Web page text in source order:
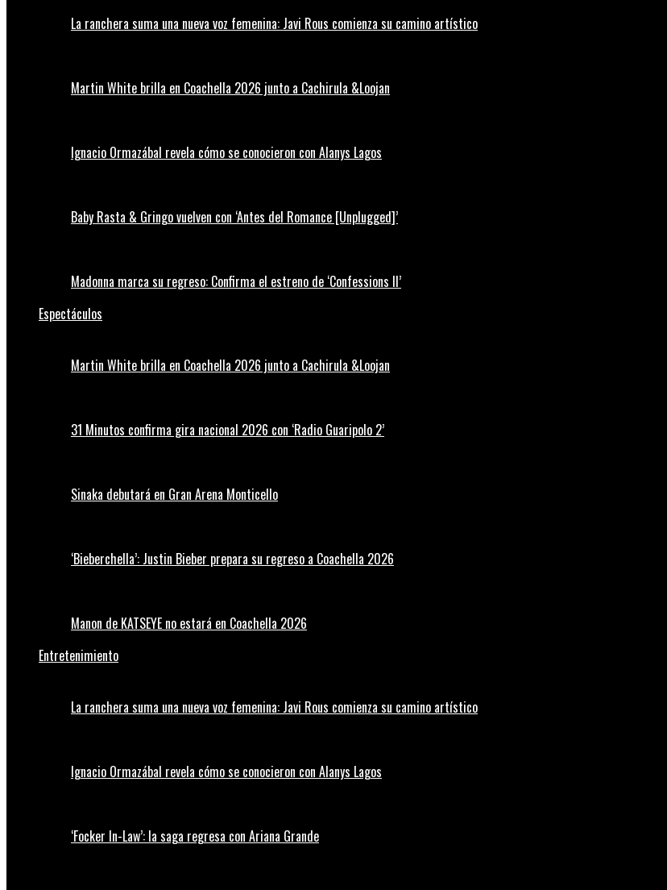
La ranchera suma una nueva voz femenina: Javi Rous comienza su camino artístico
Martin White brilla en Coachella 2026 junto a Cachirula &Loojan
Ignacio Ormazábal revela cómo se conocieron con Alanys Lagos
Baby Rasta & Gringo vuelven con ‘Antes del Romance [Unplugged]’
Madonna marca su regreso: Confirma el estreno de ‘Confessions II’
Espectáculos
Martin White brilla en Coachella 2026 junto a Cachirula &Loojan
31 Minutos confirma gira nacional 2026 con ‘Radio Guaripolo 2’
Sinaka debutará en Gran Arena Monticello
‘Bieberchella’: Justin Bieber prepara su regreso a Coachella 2026
Manon de KATSEYE no estará en Coachella 2026
Entretenimiento
La ranchera suma una nueva voz femenina: Javi Rous comienza su camino artístico
Ignacio Ormazábal revela cómo se conocieron con Alanys Lagos
‘Focker In-Law’: la saga regresa con Ariana Grande